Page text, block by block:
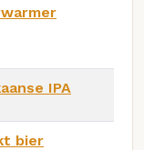
IPA
bier